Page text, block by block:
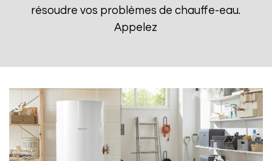
résoudre vos problèmes de chauffe-eau.
Appelez